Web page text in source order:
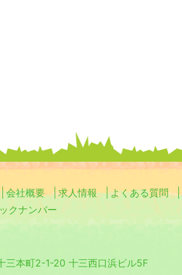
会社概要 求人情報 よくある質問
クナンバー
本町2-1-20 十三西口浜ビル5F